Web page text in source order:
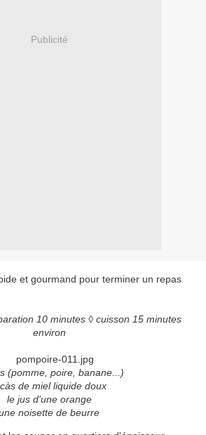
Publicité
et gourmand pour terminer un repas
10 minutes ◊ cuisson 15 minutes
environ
(pomme, poire, banane...)
de miel liquide doux
le jus d'une orange
noisette de beurre